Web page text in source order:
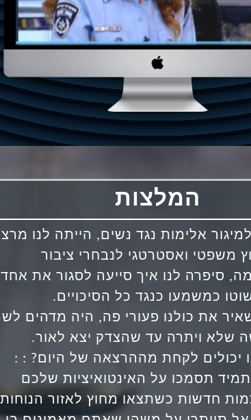
המלצות
אלימות נגד נשים, הייתה לנו
משפטי ואסטרטגי לנבחרי ציבור
סיפרה לנו איך סייעה לסגור את
כמשמעו כנגד כל הסיכויים.
את כולנו פעורי פה, היה מדהים
שלא ויתרה עד שהצדק יצא לאור.
יכולים לקחת מההרצאה של היום? : :
תסמכו על האינטואיציות שלכם
חדשות כשתצאו מחוץ לאזור